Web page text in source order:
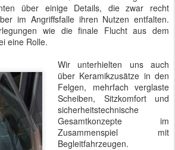
über einige Details, die zwar recht
im Angriffsfalle ihren Nutzen entfalten.
wie die finale Flucht aus dem
eine Rolle.
Wir unterhielten uns auch
über Keramikzusätze in den
Felgen, mehrfach verglaste
Scheiben, Sitzkomfort und
sicherheitstechnische
Gesamtkonzepte im
Zusammenspiel mit
Begleitfahrzeugen.